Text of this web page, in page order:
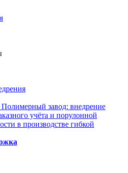
завод: внедрение
учёта и порулонной
в производстве гибкой